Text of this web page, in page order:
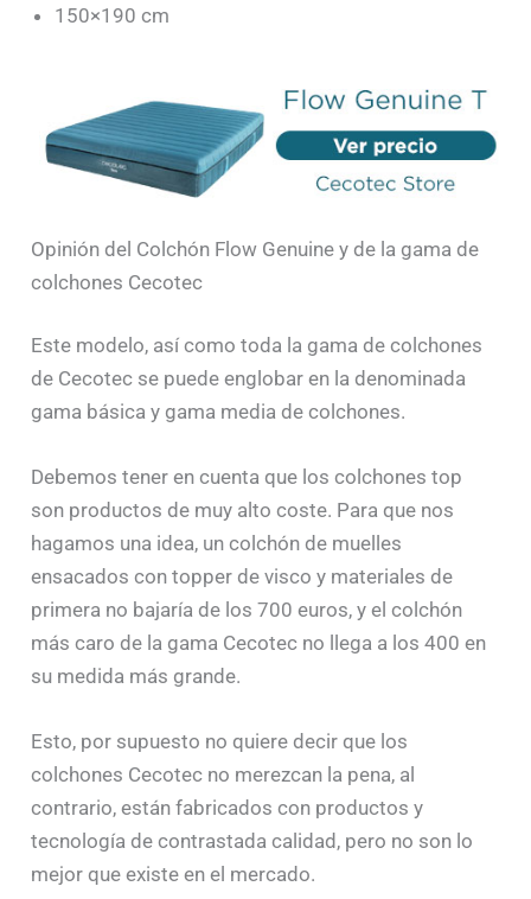
150×190 cm
Opinión del Colchón Flow Genuine y de la gama de
colchones Cecotec
Este modelo, así como toda la gama de colchones
de Cecotec se puede englobar en la denominada
gama básica y gama media de colchones.
Debemos tener en cuenta que los colchones top
son productos de muy alto coste. Para que nos
hagamos una idea, un colchón de muelles
ensacados con topper de visco y materiales de
primera no bajaría de los 700 euros, y el colchón
más caro de la gama Cecotec no llega a los 400 en
su medida más grande.
Esto, por supuesto no quiere decir que los
colchones Cecotec no merezcan la pena, al
contrario, están fabricados con productos y
tecnología de contrastada calidad, pero no son lo
mejor que existe en el mercado.